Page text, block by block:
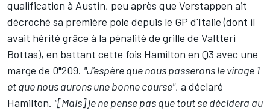
qualification à Austin, peu après que Verstappen ait
décroché sa première pole depuis le GP d'Italie (dont il
avait hérité grâce à la pénalité de grille de Valtteri
Bottas), en battant cette fois Hamilton en Q3 avec une
marge de 0"209. "J'espère que nous passerons le virage 1
et que nous aurons une bonne course", a déclaré
Hamilton. "[Mais] je ne pense pas que tout se décidera au